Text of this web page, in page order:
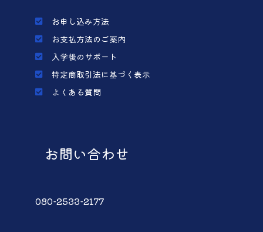
お申し込み方法
お支払方法のご案内
入学後のサポート
特定商取引法に基づく表示
よくある質問
お問い合わせ
080-2533-2177